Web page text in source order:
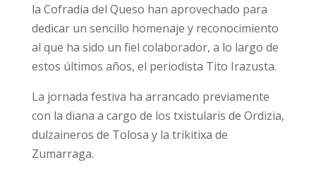
la Cofradía del Queso han aprovechado para
dedicar un sencillo homenaje y reconocimiento
al que ha sido un fiel colaborador, a lo largo de
estos últimos años, el periodista Tito Irazusta.
La jornada festiva ha arrancado previamente
con la diana a cargo de los txistularis de Ordizia,
dulzaineros de Tolosa y la trikitixa de
Zumarraga.